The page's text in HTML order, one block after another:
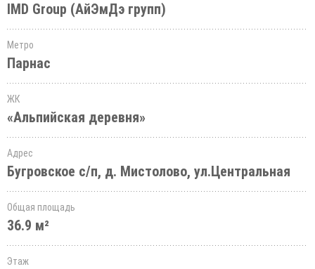
IMD Group (АйЭмДэ групп)
Метро
Парнас
ЖК
«Альпийская деревня»
Адрес
Бугровское с/п, д. Мистолово, ул.Центральная
Общая площадь
36.9 м²
Этаж